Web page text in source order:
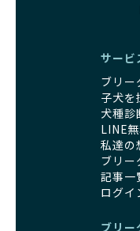
な一歩です。ユーザ
身ともに健康に育つた
遺伝的なリスクを最小
考えられた食事、子犬
さらに獣医師と連携し
その結果、
気で健康なスタートを
子犬の社会性は、家庭
イントです。
にとっても将来的な医
優良ブリーダーは、こ
健康を最優先に考えて
カラーの子犬を販売す
し、飼い主にそのリス
事管理もしっかり行い
ワンちゃんの健康を第
「見た目以上に健康重
引退犬とは、繁殖期を
サービ
ブリー
子犬を
犬種診
LINE
私達の
ブリー
記事一
ログイ
ブリー